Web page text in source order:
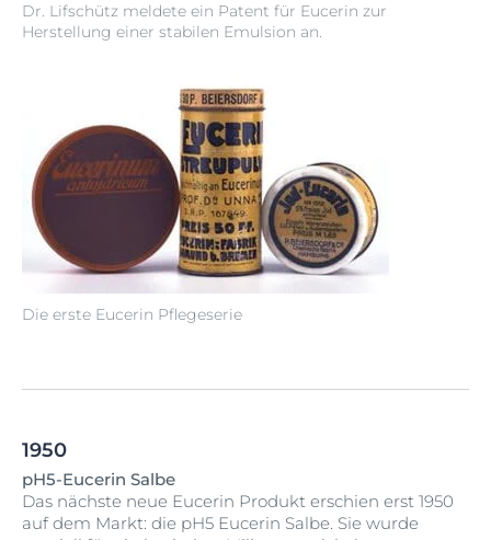
Dr. Lifschütz meldete ein Patent für Eucerin zur
Herstellung einer stabilen Emulsion an.
Die erste Eucerin Pflegeserie
1950
pH5-Eucerin Salbe
Das nächste neue Eucerin Produkt erschien erst 1950
auf dem Markt: die pH5 Eucerin Salbe. Sie wurde